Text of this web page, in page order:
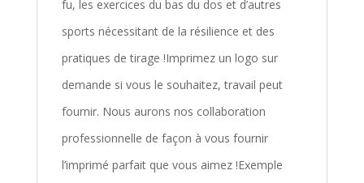
fu, les exercices du bas du dos et d’autres
sports nécessitant de la résilience et des
pratiques de tirage !Imprimez un logo sur
demande si vous le souhaitez, travail peut
fournir. Nous aurons nos collaboration
professionnelle de façon à vous fournir
l’imprimé parfait que vous aimez !Exemple